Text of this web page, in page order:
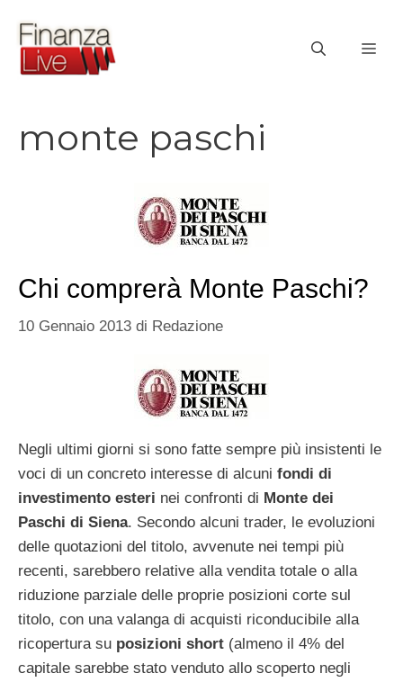
contenuto
monte paschi
Chi comprerà Monte Paschi?
10 Gennaio 2013 di Redazione
Negli ultimi giorni si sono fatte sempre più insistenti le
voci di un concreto interesse di alcuni fondi di
investimento esteri nei confronti di Monte dei
Paschi di Siena. Secondo alcuni trader, le evoluzioni
delle quotazioni del titolo, avvenute nei tempi più
recenti, sarebbero relative alla vendita totale o alla
riduzione parziale delle proprie posizioni corte sul
titolo, con una valanga di acquisti riconducibile alla
ricopertura su posizioni short (almeno il 4% del
capitale sarebbe stato venduto allo scoperto negli